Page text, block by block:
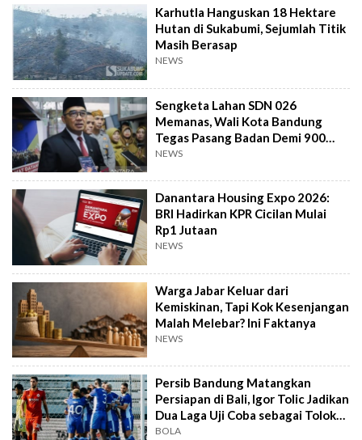
Karhutla Hanguskan 18 Hektare
Hutan di Sukabumi, Sejumlah Titik
Masih Berasap
NEWS
Sengketa Lahan SDN 026
Memanas, Wali Kota Bandung
Tegas Pasang Badan Demi 900
Siswa
NEWS
Danantara Housing Expo 2026:
BRI Hadirkan KPR Cicilan Mulai
Rp1 Jutaan
NEWS
Warga Jabar Keluar dari
Kemiskinan, Tapi Kok Kesenjangan
Malah Melebar? Ini Faktanya
NEWS
Persib Bandung Matangkan
Persiapan di Bali, Igor Tolic Jadikan
Dua Laga Uji Coba sebagai Tolok
Ukur
BOLA